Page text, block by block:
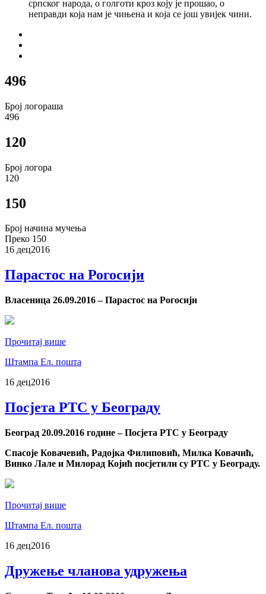
српског народа, о голготи кроз коју је прошао, о
неправди која нам је чињена и која се још увијек чини.
496
Број логораша
496
120
Број логора
120
150
Број начина мучења
Преко 150
16 дец2016
Парастос на Рогосији
Власеница 26.09.2016 – Парастос на Рогосији
Прочитај више
Штампа Ел. пошта
16 дец2016
Посјета РТС у Београду
Београд 20.09.2016 године – Посјета РТС у Београду
Спасоје Ковачевић, Радојка Филиповић, Милка Ковачић,
Винко Лале и Милорад Којић посјетили су РТС у Београду.
Прочитај више
Штампа Ел. пошта
16 дец2016
Дружење чланова удружења